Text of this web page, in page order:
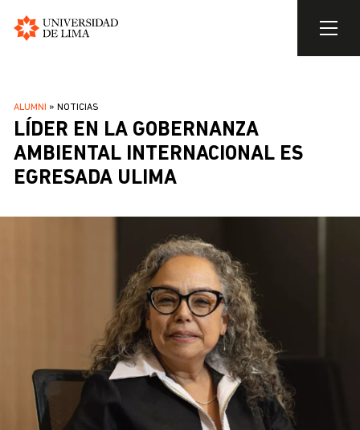
contenido
principal
SOBRESCRIBIR
ENLACES
DE
AYUDA
LA
ALUMNI NOTICIAS
LÍDER EN LA GOBERNANZA
AMBIENTAL INTERNACIONAL ES
EGRESADA ULIMA